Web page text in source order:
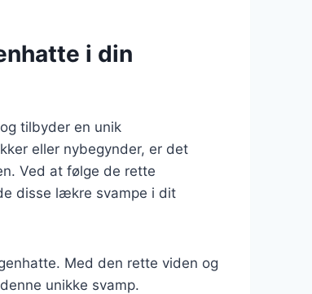
i din
tilbyder en unik
eller nybegynder, er det
Ved at følge de rette
disse lækre svampe i dit
Med den rette viden og
unikke svamp.